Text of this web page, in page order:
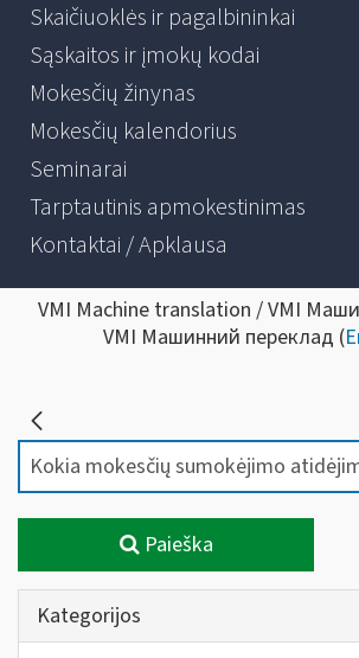
Skaičiuoklės ir pagalbininkai
Sąskaitos ir įmokų kodai
Mokesčių žinynas
Mokesčių kalendorius
Seminarai
Tarptautinis apmokestinimas
Kontaktai / Apklausa
VMI Machine translation / VMI
VMI Машинний переклад (
Paieška
Kategorijos